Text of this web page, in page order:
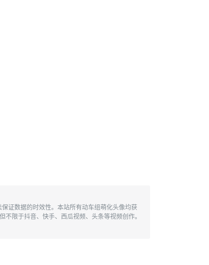
证数据的时效性。本站所有动车组萌化头像均获
限于抖音、快手、西瓜视频、头条等视频创作。